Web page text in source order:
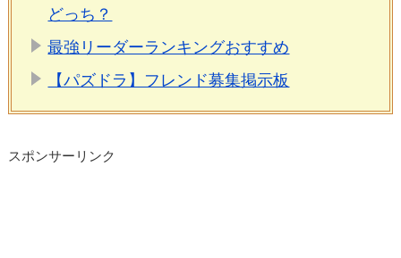
どっち？
最強リーダーランキングおすすめ
【パズドラ】フレンド募集掲示板
スポンサーリンク